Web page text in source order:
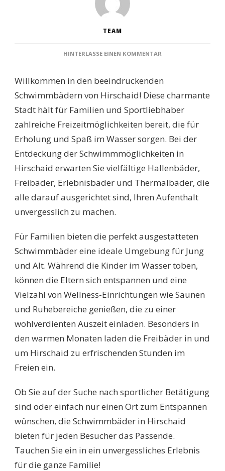
TEAM
HINTERLASSE EINEN KOMMENTAR
ENTDECKEN
DIE
BESTEN
FÜR
FAMILIEN
SPORTBEGEISTERTE!
Willkommen in den beeindruckenden
Schwimmbädern von Hirschaid! Diese charmante
Stadt hält für Familien und Sportliebhaber
zahlreiche Freizeitmöglichkeiten bereit, die für
Erholung und Spaß im Wasser sorgen. Bei der
Entdeckung der Schwimmmöglichkeiten in
Hirschaid erwarten Sie vielfältige Hallenbäder,
Freibäder, Erlebnisbäder und Thermalbäder, die
alle darauf ausgerichtet sind, Ihren Aufenthalt
unvergesslich zu machen.
Für Familien bieten die perfekt ausgestatteten
Schwimmbäder eine ideale Umgebung für Jung
und Alt. Während die Kinder im Wasser toben,
können die Eltern sich entspannen und eine
Vielzahl von Wellness-Einrichtungen wie Saunen
und Ruhebereiche genießen, die zu einer
wohlverdienten Auszeit einladen. Besonders in
den warmen Monaten laden die Freibäder in und
um Hirschaid zu erfrischenden Stunden im
Freien ein.
Ob Sie auf der Suche nach sportlicher Betätigung
sind oder einfach nur einen Ort zum Entspannen
wünschen, die Schwimmbäder in Hirschaid
bieten für jeden Besucher das Passende.
Tauchen Sie ein in ein unvergessliches Erlebnis
für die ganze Familie!